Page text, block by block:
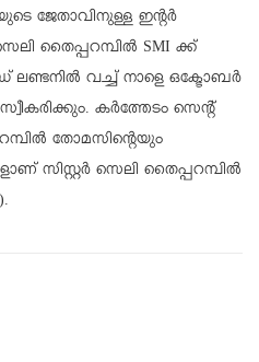
ജേതാവിനുള്ള ഇന്റർ
തൈപ്പറമ്പിൽ SMI ക്ക്‌
വച്ച് നാളെ ഒക്ടോബർ
കർത്തേടം സെന്റ്
തോമസിന്റെയും
സിസ്റ്റർ സെലി തൈപ്പറമ്പിൽ